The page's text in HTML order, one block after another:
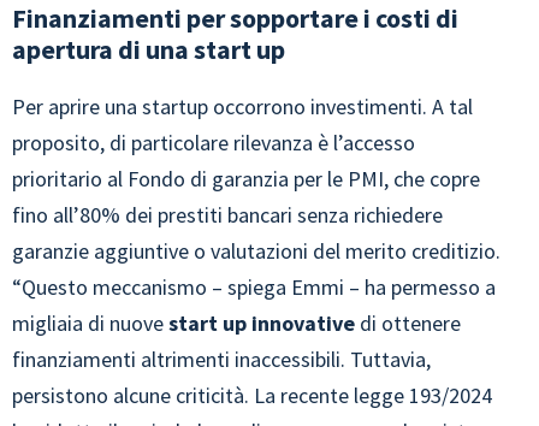
Finanziamenti per sopportare i costi di
apertura di una start up
Per aprire una startup occorrono investimenti. A tal
proposito, di particolare rilevanza è l’accesso
prioritario al Fondo di garanzia per le PMI, che copre
fino all’80% dei prestiti bancari senza richiedere
garanzie aggiuntive o valutazioni del merito creditizio.
“Questo meccanismo – spiega Emmi – ha permesso a
migliaia di nuovestart up innovative di ottenere
finanziamenti altrimenti inaccessibili. Tuttavia,
persistono alcune criticità. La recente legge 193/2024